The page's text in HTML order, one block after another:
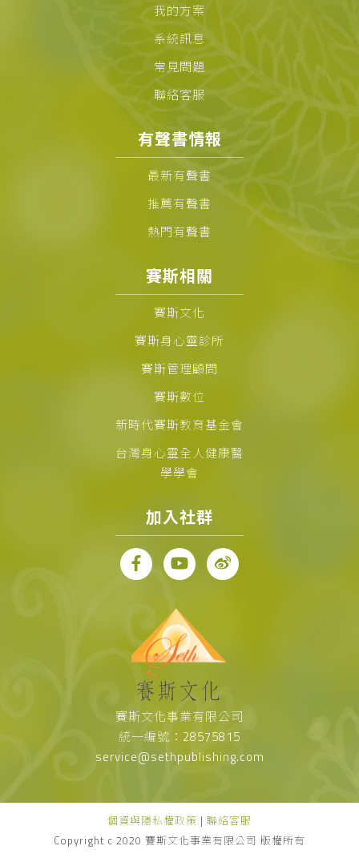
我的方案
系統訊息
常見問題
聯絡客服
有聲書情報
最新有聲書
推薦有聲書
熱門有聲書
賽斯相關
賽斯文化
賽斯身心靈診所
賽斯管理顧問
賽斯數位
新時代賽斯教育基金會
台灣身心靈全人健康醫
學學會
加入社群
賽斯文化事業有限公司
統一編號：28575815
service@sethpublishing.com
個資與隱私權政策 | 聯絡客服
Copyright c 2020 賽斯文化事業有限公司 版權所有